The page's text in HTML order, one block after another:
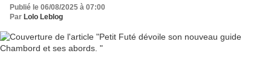
Publié le 06/08/2025 à 07:00
Par Lolo Leblog